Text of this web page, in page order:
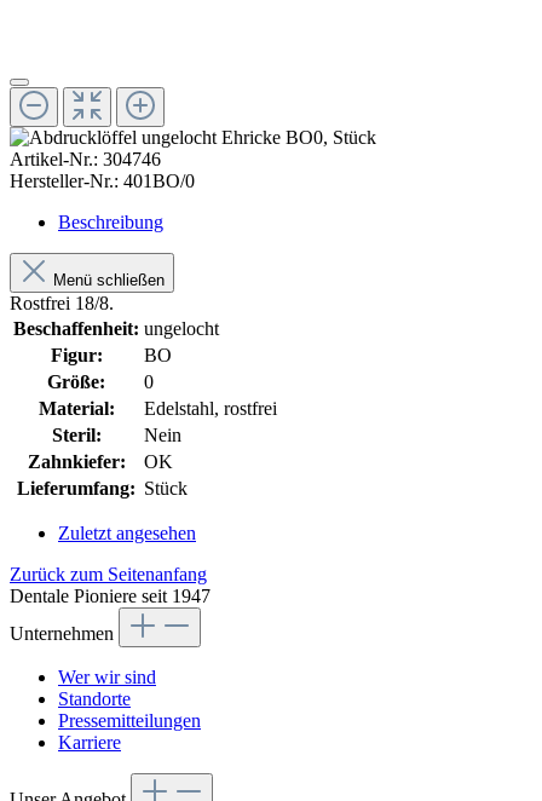
Artikel-Nr.: 304746
Hersteller-Nr.: 401BO/0
Beschreibung
Menü schließen
Rostfrei 18/8.
Beschaffenheit: ungelocht
Figur:
BO
Größe:
0
Material:
Edelstahl, rostfrei
Steril:
Nein
Zahnkiefer:
OK
Lieferumfang: Stück
Zuletzt angesehen
Zurück zum Seitenanfang
Dentale Pioniere seit 1947
Unternehmen
Wer wir sind
Standorte
Pressemitteilungen
Karriere